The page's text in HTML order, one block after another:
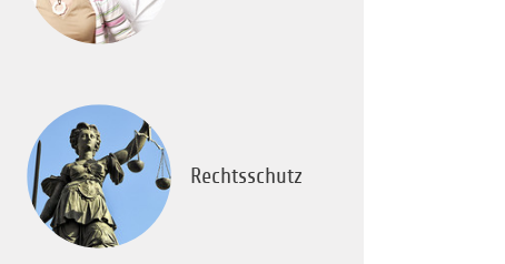
Rechtsschutz